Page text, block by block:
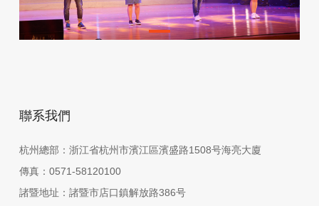
聯系我們
杭州總部：浙江省杭州市濱江區濱盛路1508号海亮大廈
傳真：0571-58120100
諸暨地址：諸暨市店口鎮解放路386号